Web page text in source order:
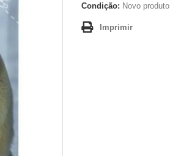
Condição: Novo produto
Imprimir